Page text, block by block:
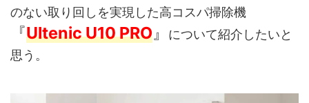
のない取り回しを実現した高コスパ掃除機
『Ultenic U10 PRO』
について紹介したいと
思う。